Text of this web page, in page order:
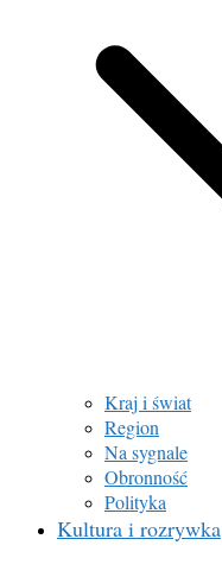
Kraj i świat
Region
Na sygnale
Obronność
Polityka
Kultura i rozrywka